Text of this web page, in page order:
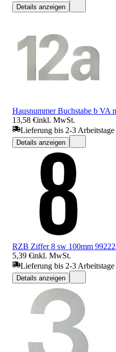
Details anzeigen
Hausnummer Buchstabe b VA
13,58 €inkl. MwSt.
Lieferung bis 2-3 Arbeitstage
Details anzeigen
RZB Ziffer 8 sw 100mm
5,39 €inkl. MwSt.
Lieferung bis 2-3 Arbeitstage
Details anzeigen